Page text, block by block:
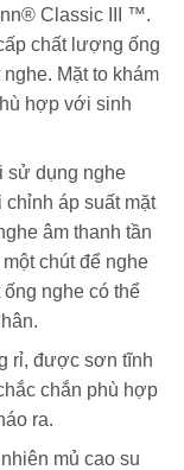
Classic III ™.
chất lượng ống
Mặt to khám
hợp với sinh
sử dụng nghe
áp suất mặt
âm thanh tần
chút để nghe
nghe có thể
rỉ, được sơn tĩnh
chắn phù hợp
ra.
mủ cao su